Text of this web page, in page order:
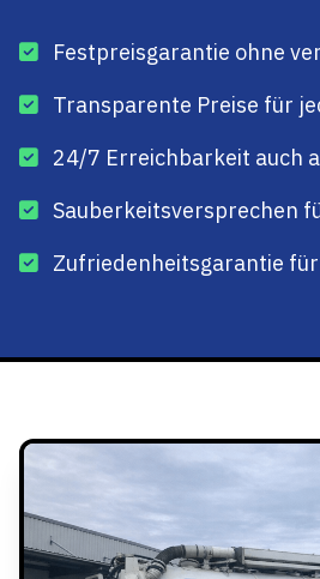
Festpreisgarantie ohne
Transparente Preise für
24/7 Erreichbarkeit auch
Sauberkeitsversprechen
Zufriedenheitsgarantie